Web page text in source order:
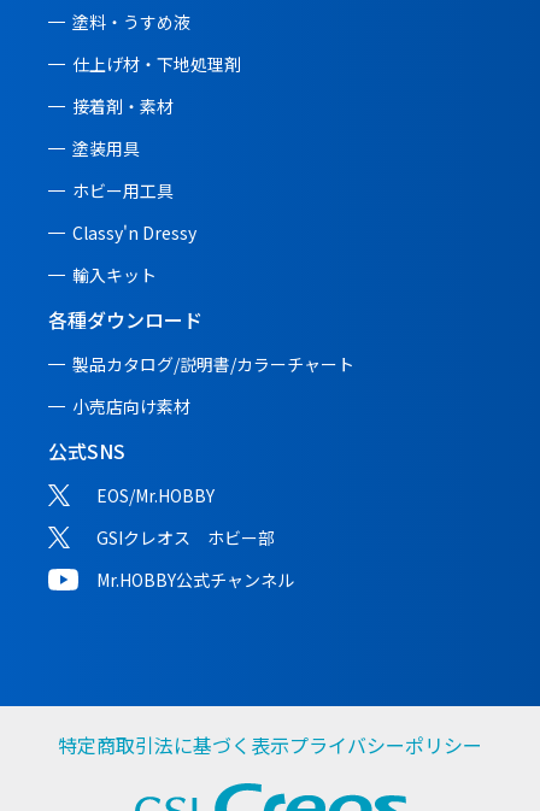
塗料・うすめ液
仕上げ材・下地処理剤
接着剤・素材
塗装用具
ホビー用工具
Classy'n Dressy
輸入キット
各種ダウンロード
製品カタログ/説明書/カラーチャート
小売店向け素材
公式SNS
EOS/Mr.HOBBY
GSIクレオス ホビー部
Mr.HOBBY公式チャンネル
特定商取引法に基づく表示プライバシーポリシー